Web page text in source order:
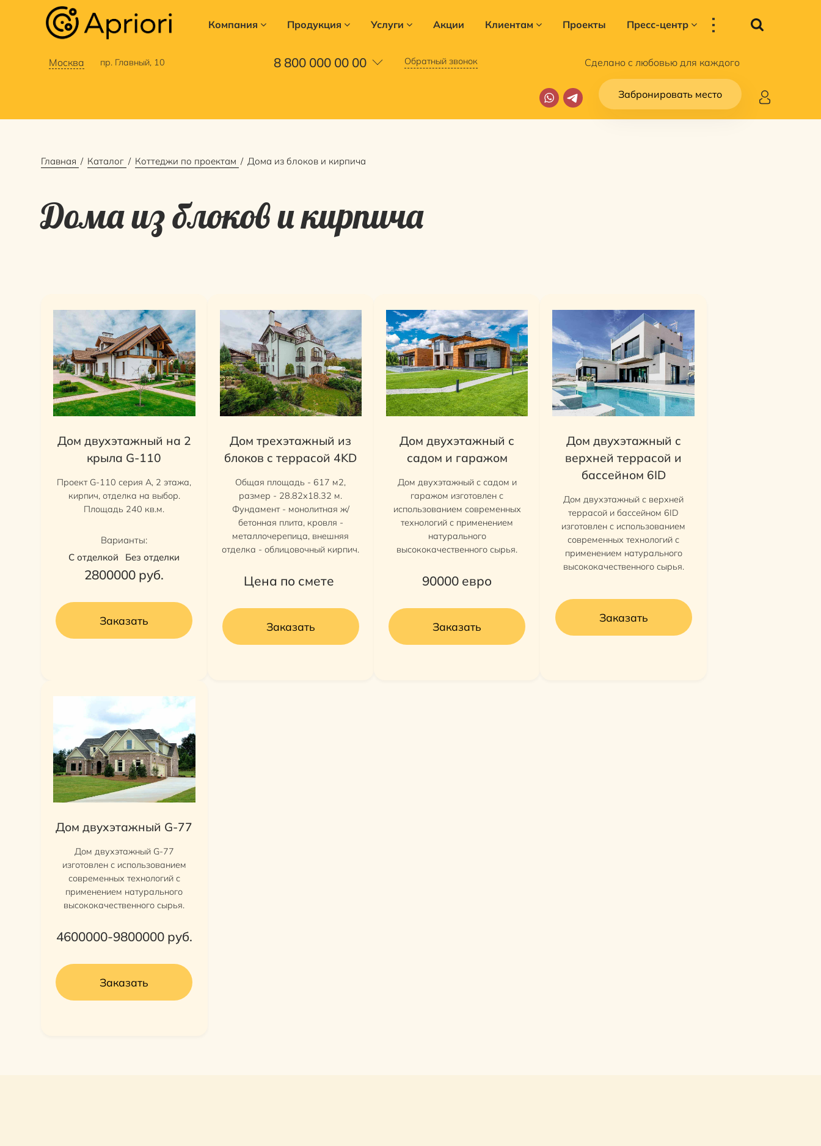
Компания Продукция Услуги Акции Клиентам Проекты Пресс-центр ...
Москва пр. Главный, 10 8 800 000 00 00 Обратный звонок Сделано с любовью для каждого
Забронировать место
Главная Каталог Коттеджи по проектам Дома из блоков и кирпича
Дома из блоков и кирпича
Дом двухэтажный на 2
крыла G-110
Проект G-110 серия А, 2 этажа,
кирпич, отделка на выбор.
Площадь 240 кв.м.
Варианты:
С отделкой
Без отделки
2800000 руб.
Заказать
Дом трехэтажный из
блоков c террасой 4KD
Общая площадь - 617 м2,
размер - 28.82х18.32 м.
Фундамент - монолитная ж/
бетонная плита, кровля -
металлочерепица, внешняя
отделка - облицовочный кирпич.
Цена по смете
Заказать
Дом двухэтажный с
садом и гаражом
Дом двухэтажный с садом и
гаражом изготовлен с
использованием современных
технологий с применением
натурального
высококачественного сырья.
90000 евро
Заказать
Дом двухэтажный с
верхней террасой и
бассейном 6ID
Дом двухэтажный с верхней
террасой и бассейном 6ID
изготовлен с использованием
современных технологий с
применением натурального
высококачественного сырья.
Заказать
Дом двухэтажный G-77
Дом двухэтажный G-77
изготовлен с использованием
современных технологий с
применением натурального
высококачественного сырья.
4600000-9800000 руб.
Заказать